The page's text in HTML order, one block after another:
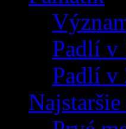
Padlí v
Padlí v